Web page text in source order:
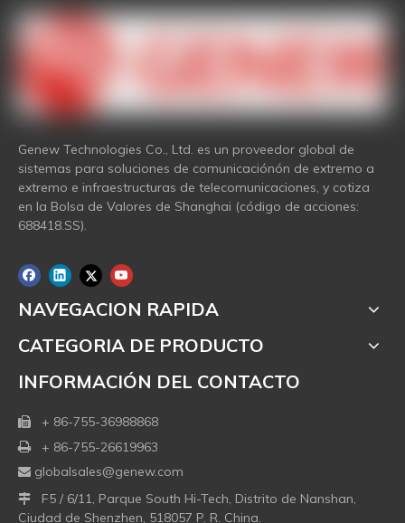
Genew Technologies Co., Ltd. es un proveedor global de
sistemas para soluciones de comunicaciónón de extremo a
extremo e infraestructuras de telecomunicaciones, y cotiza
en la Bolsa de Valores de Shanghai (código de acciones:
688418.SS).
NAVEGACION RAPIDA
CATEGORIA DE PRODUCTO
INFORMACIÓN DEL CONTACTO
 + 86-755-36988868
 + 86-755-26619963
 globalsales@genew.com
 F5 / 6/11, Parque South Hi-Tech, Distrito de Nanshan,
Ciudad de Shenzhen, 518057 P. R. China.